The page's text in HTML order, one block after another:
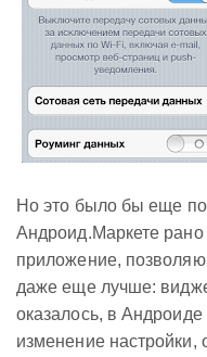
Но это было бы еще
Андроид.Маркете
приложение,
даже еще лучше:
оказалось, в
изменение настройки,